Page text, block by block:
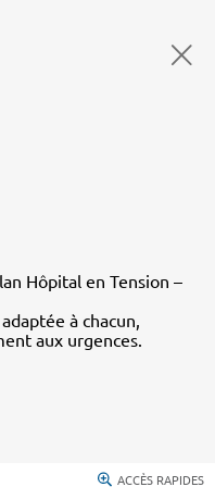
Hôpital en Tension –
à chacun,
aux urgences.
ACCÈS RAPIDES